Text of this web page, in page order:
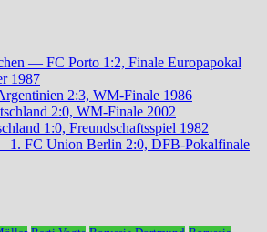
— FC Porto 1:2, Finale Europapokal
1987
2:3, WM-Finale 1986
2:0, WM-Finale 2002
1:0, Freundschaftsspiel 1982
1. FC Union Berlin 2:0, DFB-Pokalfinale